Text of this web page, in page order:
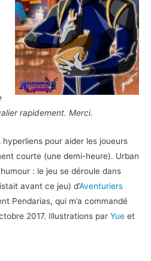
rapidement. Merci.
pour aider les joueurs
courte (une demi-heure). Urban
: le jeu se déroule dans
avant ce jeu) d’Aventuriers
Pendarias, qui m’a commandé
2017. Illustrations par Yue et